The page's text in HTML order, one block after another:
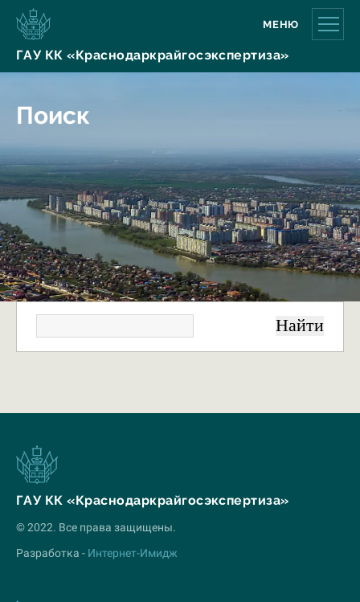
ГАУ КК «Краснодаркрайгосэкспертиза»
МЕНЮ
Поиск
ГАУ КК «Краснодаркрайгосэкспертиза»
© 2022. Все права защищены.
Разработка - Интернет-Имидж